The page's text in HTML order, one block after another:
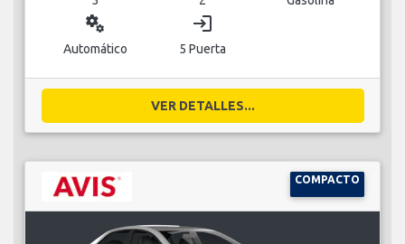
miscellaneous_services
Automático
login
5 Puerta
VER DETALLES...
COMPACTO